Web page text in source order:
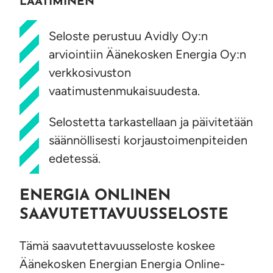
Seloste perustuu Avidly Oy:n
arviointiin Äänekosken Energia Oy:n
verkkosivuston
vaatimustenmukaisuudesta.
Selostetta tarkastellaan ja päivitetään
säännöllisesti korjaustoimenpiteiden
edetessä.
ENERGIA ONLINEN
SAAVUTETTAVUUSSELOSTE
Tämä saavutettavuusseloste koskee
Äänekosken Energian Energia Online-